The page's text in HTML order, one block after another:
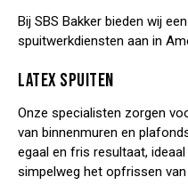
Bij SBS Bakker bieden wij
spuitwerkdiensten aan in
LATEX SPUITEN
Onze specialisten zorgen
van binnenmuren en
egaal en fris resultaat,
simpelweg het opfrissen van